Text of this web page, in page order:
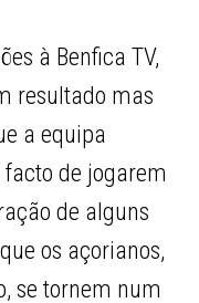
à Benfica TV,
resultado mas
a equipa
de jogarem
de alguns
os açorianos,
se tornem num